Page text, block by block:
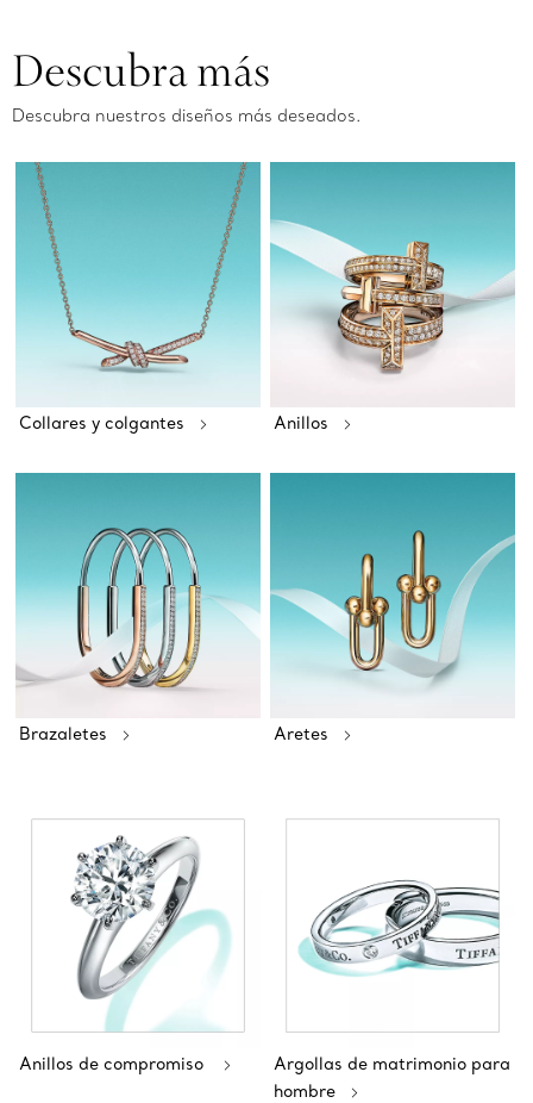
Descubra más
Descubra nuestros diseños más deseados.
Collares y colgantes Anillos
Brazaletes Aretes
Anillos de compromiso
Argollas de matrimonio para
hombre